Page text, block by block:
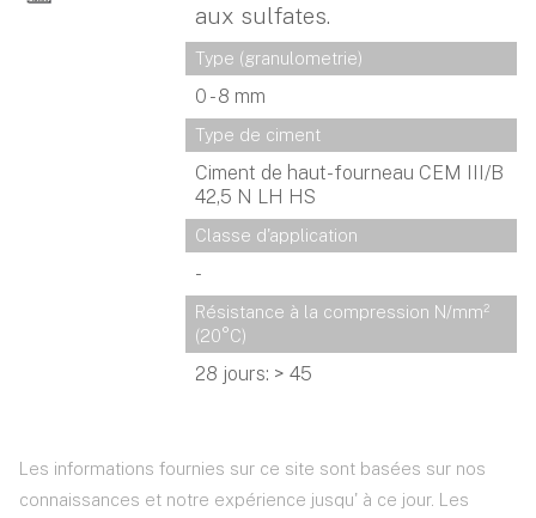
aux sulfates.
Type (granulometrie)
0 - 8 mm
Type de ciment
Ciment de haut-fourneau CEM III/B
42,5 N LH HS
Classe d'application
-
Résistance à la compression N/mm²
(20°C)
28 jours: > 45
Les informations fournies sur ce site sont basées sur nos
connaissances et notre expérience jusqu' à ce jour. Les